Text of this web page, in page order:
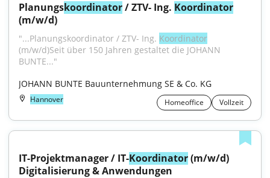
Planungskoordinator / ZTV- Ing. Koordinator
(m/w/d)
"...Planungskoordinator / ZTV- Ing. Koordinator
(m/w/d)Seit über 150 Jahren gestaltet die JOHANN
BUNTE..."
JOHANN BUNTE Bauunternehmung SE & Co. KG
Hannover Homeoffice Vollzeit
IT-Projektmanager / IT-Koordinator (m/w/d)
Digitalisierung & Anwendungen